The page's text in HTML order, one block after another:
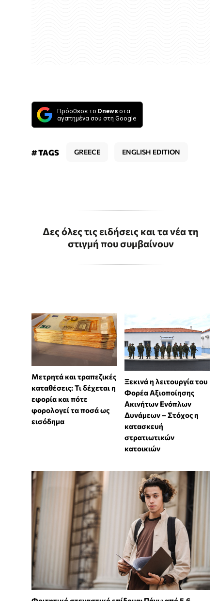
Πρόσθεσε το Dnews στα
αγαπημένα σου στη Google
# TAGS GREECE ENGLISH EDITION
Δες όλες τις ειδήσεις και τα νέα τη
στιγμή που συμβαίνουν
Μετρητά και τραπεζικές
καταθέσεις: Τι δέχεται η
εφορία και πότε
φορολογεί τα ποσά ως
εισόδημα
Ξεκινά η λειτουργία του
Φορέα Αξιοποίησης
Ακινήτων Ενόπλων
Δυνάμεων – Στόχος η
κατασκευή
στρατιωτικών
κατοικιών